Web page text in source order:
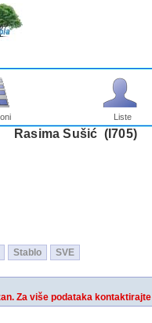
Liste
Rasima Sušić ‎(I705)‎
Stablo SVE
Za više podataka kontaktirajte